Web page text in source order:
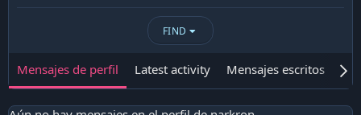
FIND
Mensajes de perfil Latest activity Mensajes escritos